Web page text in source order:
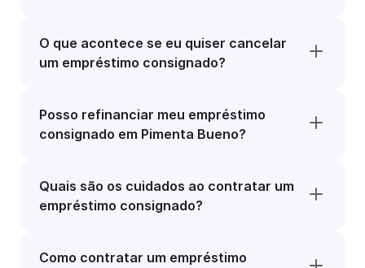
O que acontece se eu quiser cancelar
um empréstimo consignado?
Posso refinanciar meu empréstimo
consignado em Pimenta Bueno?
Quais são os cuidados ao contratar um
empréstimo consignado?
Como contratar um empréstimo